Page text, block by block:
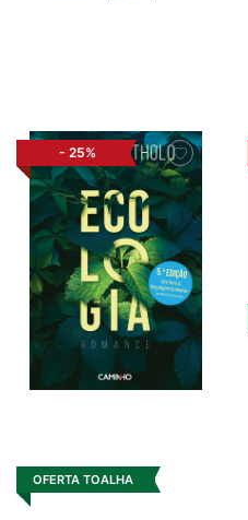
- 25%
OFERTA TOALHA